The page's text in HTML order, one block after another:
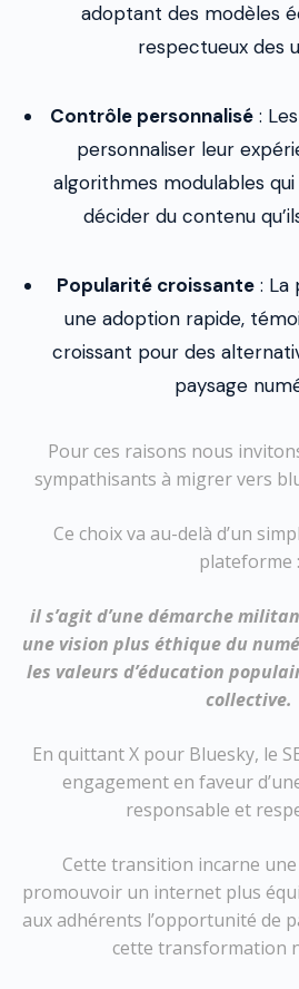
adoptant des modèles
respectueux des
Contrôle personnalisé:
personnaliser leur
algorithmes modulables
décider du contenu
Popularité croissante : La
une adoption rapide,
croissant pour des
paysage
Pour ces raisons nous
sympathisants à migrer vers
Ce choix va au-delà d’un
plateforme :
il s’agit d’une démarche
une vision plus éthique du
les valeurs d’éducation
collective.
En quittant X pour Bluesky, le
engagement en faveur
responsable et
Cette transition incarne
promouvoir un internet plus
aux adhérents l’opportunité de
cette transformation